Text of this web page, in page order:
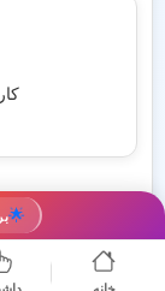
🌟
خانه